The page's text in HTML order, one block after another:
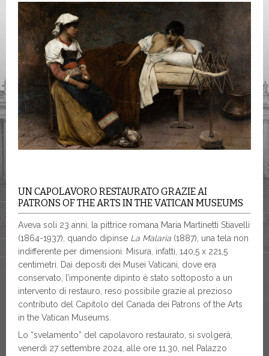
UN CAPOLAVORO RESTAURATO GRAZIE AI
PATRONS OF THE ARTS IN THE VATICAN MUSEUMS
Aveva soli 23 anni, la pittrice romana Maria Martinetti Stiavelli
(1864-1937), quando dipinse La Malaria (1887), una tela non
indifferente per dimensioni. Misura, infatti, 140,5 x 221,5
centimetri. Dai depositi dei Musei Vaticani, dove era
conservato, l’imponente dipinto è stato sottoposto a un
intervento di restauro, reso possibile grazie al prezioso
contributo del Capitolo del Canada dei Patrons of the Arts
in the Vatican Museums.
Lo “svelamento” del capolavoro restaurato, si svolgerà,
venerdì 27 settembre 2024, alle ore 11.30, nel Palazzo